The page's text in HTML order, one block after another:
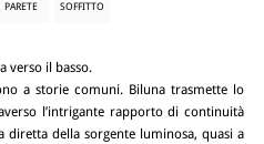
PARETE SOFFITTO
verso il basso.
a storie comuni. Biluna trasmette lo
l’intrigante rapporto di continuità
diretta della sorgente luminosa, quasi a